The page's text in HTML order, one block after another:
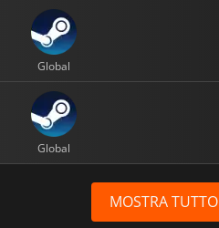
Global
Global
MOSTRA TUTTO